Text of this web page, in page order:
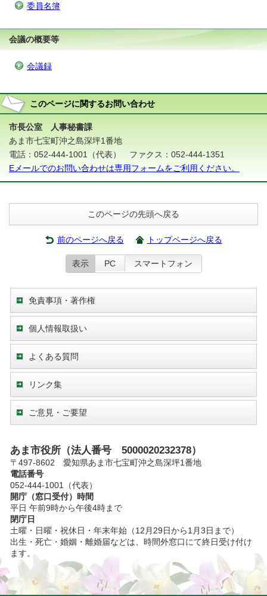
委員名簿
会議の概要等
会議録
このページに関するお問い合わせ
市長公室 人事秘書課
あま市七宝町沖之島深坪1番地
電話：052-444-1001（代表） ファクス：052-444-1351
Eメールでのお問い合わせは専用フォームをご利用ください。
このページの先頭へ戻る
前のページへ戻る トップページへ戻る
表示 PC スマートフォン
免責事項・著作権
個人情報取扱い
よくある質問
リンク集
ご意見・ご要望
あま市役所（法人番号 5000020232378）
〒497-8602 愛知県あま市七宝町沖之島深坪1番地
電話番号
052-444-1001（代表）
開庁（窓口受付）時間
平日 午前9時から午後4時まで
閉庁日
土曜・日曜・祝休日・年末年始（12月29日から1月3日まで）
出生・死亡・婚姻・離婚届などは、時間外窓口にて終日受け付け
ます。